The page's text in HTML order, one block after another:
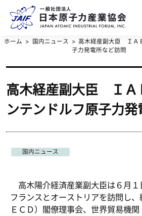
ホーム 国内ニュース
高木経産副大臣 ＩＡ
子力発電所など訪問
高木経産副大臣 ＩＡ
ンテンドルフ原子力発
国内ニュース
高木陽介経済産業副大臣は６月１
フランスとオーストリアを訪問し
ＥＣＤ）閣僚理事会、世界貿易機